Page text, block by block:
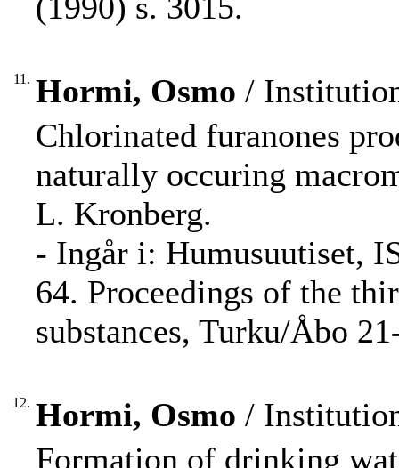
(1990) s. 3015.
11. Hormi, Osmo /
Chlorinated furanones
naturally occuring
L. Kronberg.
- Ingår i: Humusuutiset,
64. Proceedings of the
substances, Turku/Åbo
12. Hormi, Osmo /
Formation of drinking